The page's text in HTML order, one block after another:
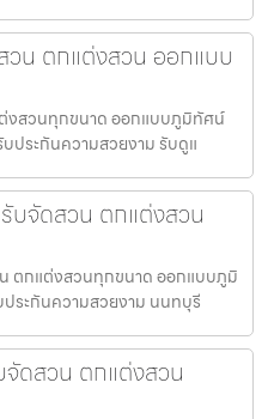
น ตกแต่งสวน ออกแบบ
งสวนทุกขนาด ออกแบบภูมิทัศน์
ประกันความสวยงาม รับดูแ
บจัดสวน ตกแต่งสวน
ตกแต่งสวนทุกขนาด ออกแบบภูมิ
ระกันความสวยงาม นนทบุรี
ดสวน ตกแต่งสวน